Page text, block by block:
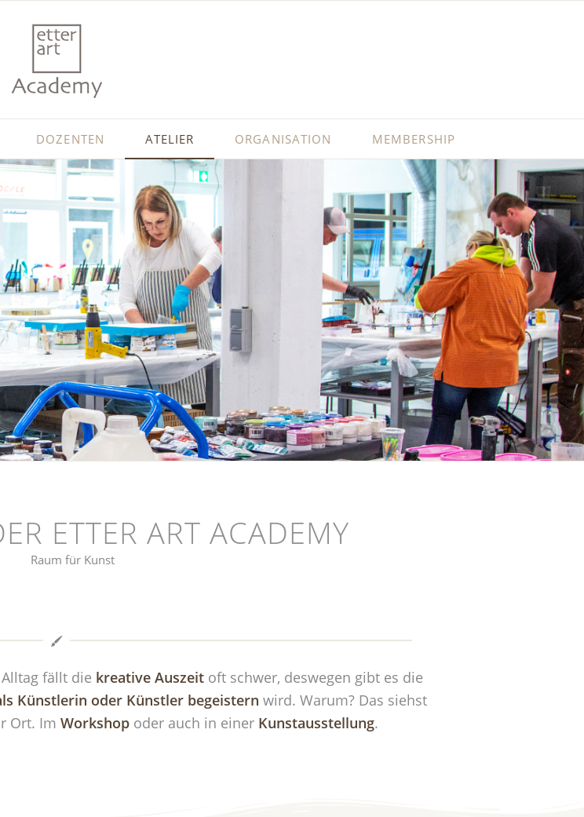
DOZENTEN ATELIER ORGANISATION MEMBERSHIP
ETTER ART ACADEMY
Raum für Kunst
fällt die kreative Auszeitoft schwer, deswegen gibt es die
Künstlerin oder Künstler begeistern wird. Warum? Das siehst
Ort. Im Workshop oder auch in einer Kunstausstellung.